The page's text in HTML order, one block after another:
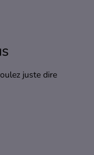
juste dire